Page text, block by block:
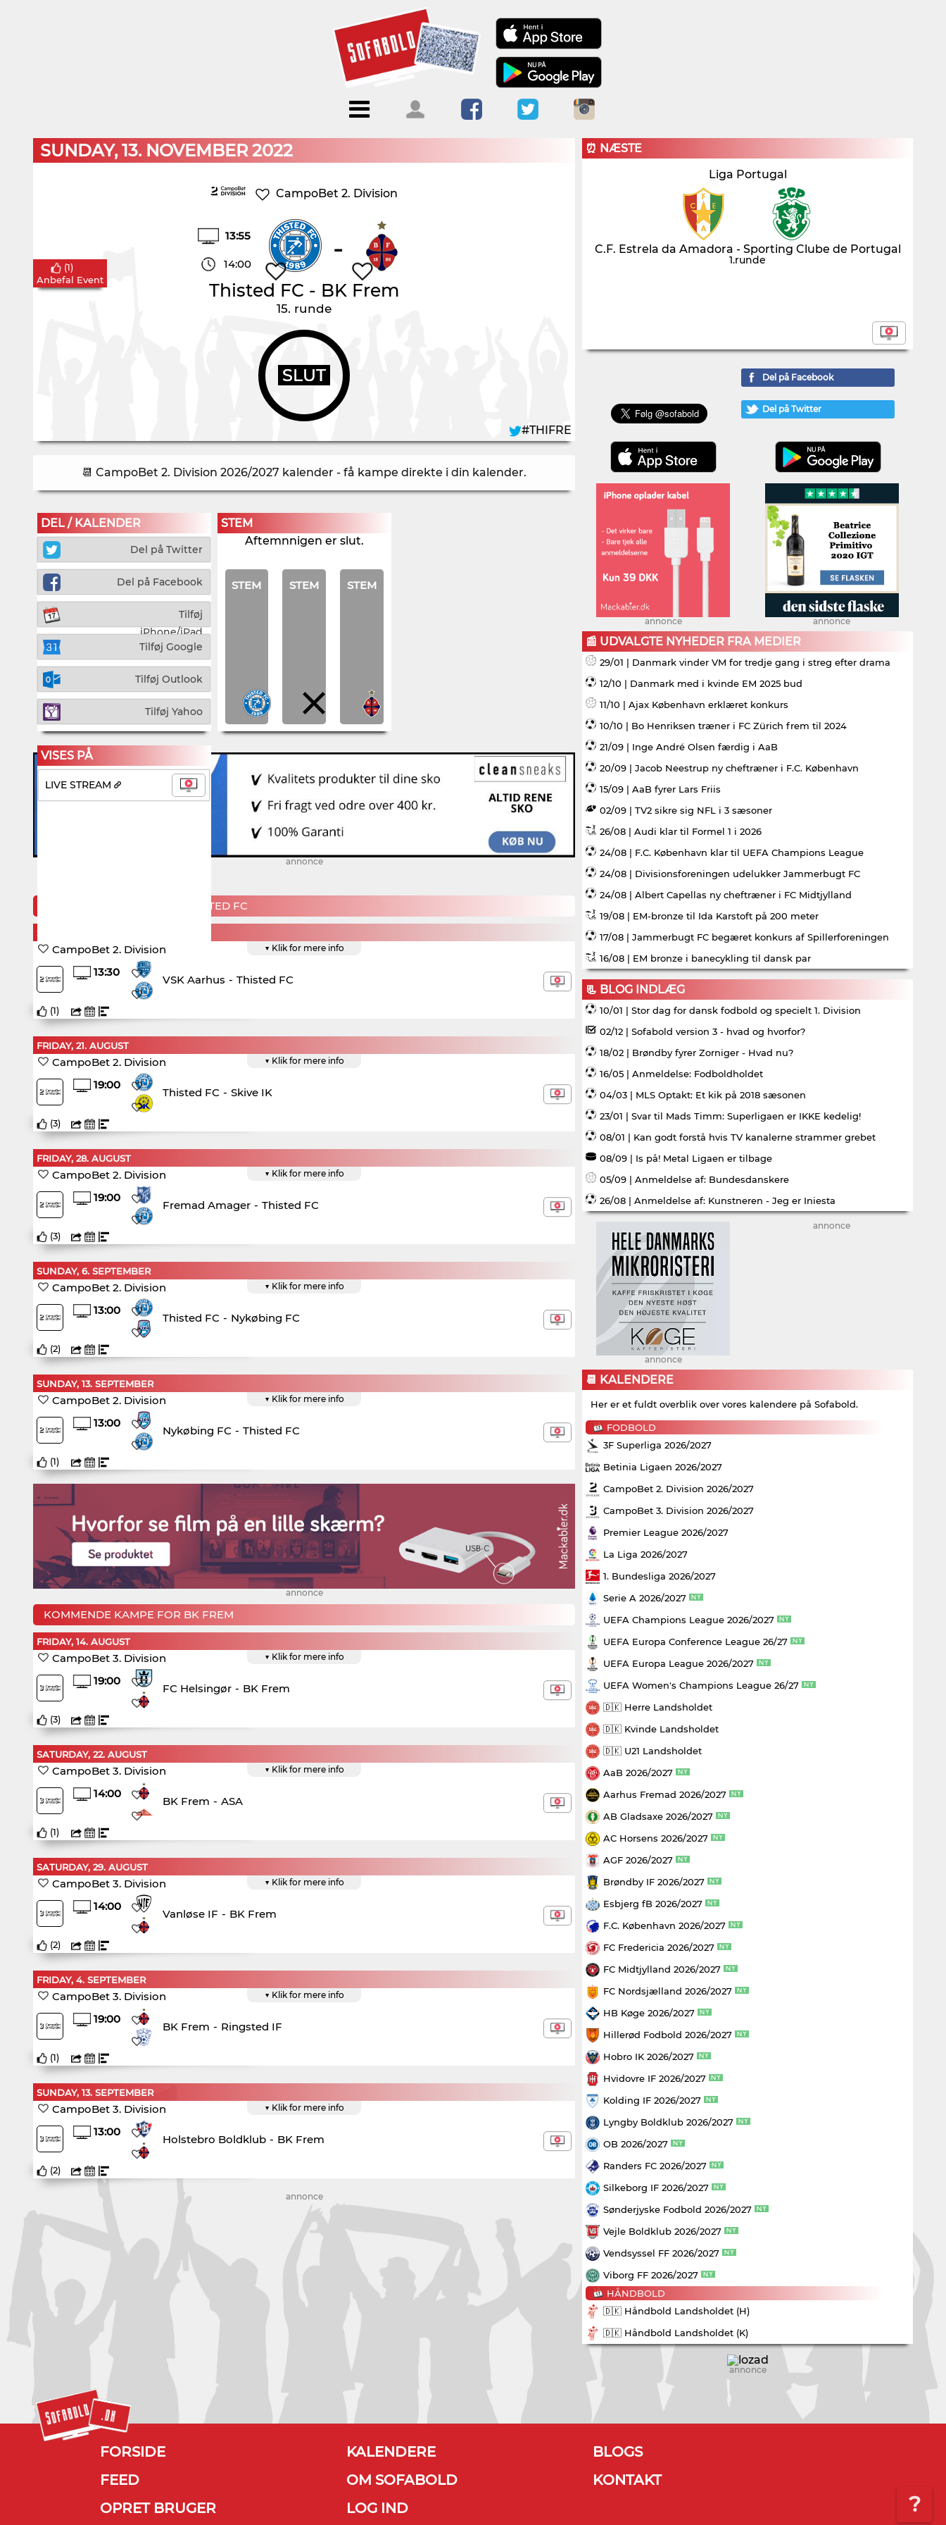
Menu
Forside Kalendere
Blogs
Om
Sofabold
Kontakt
Log ind
?
SUNDAY, 13. NOVEMBER 2022
CampoBet 2. Division
13:55
14:00 -
Thisted FC - BK Frem
15. runde
SLUT
(1)
Anbefal Event
#THIFRE
📆 CampoBet 2. Division 2026/2027 kalender - få kampe direkte i din kalender.
DEL / KALENDER
Del på Twitter
Del på Facebook
Tilføj
iPhone/iPad
Tilføj Google
Tilføj Outlook
Tilføj Yahoo
STEM
Aftemnnigen er slut.
STEM STEM STEM
VISES PÅ
LIVE STREAM
annonce
KOMMENDE KAMPE FOR THISTED FC
SATURDAY, 15. AUGUST
▼ Klik for mere info
CampoBet 2. Division
13:30
VSK Aarhus - Thisted FC
(1)
FRIDAY, 21. AUGUST
▼ Klik for mere info
CampoBet 2. Division
19:00
Thisted FC - Skive IK
(3)
FRIDAY, 28. AUGUST
▼ Klik for mere info
CampoBet 2. Division
19:00
Fremad Amager - Thisted FC
(3)
SUNDAY, 6. SEPTEMBER
▼ Klik for mere info
CampoBet 2. Division
13:00
Thisted FC - Nykøbing FC
(2)
SUNDAY, 13. SEPTEMBER
▼ Klik for mere info
CampoBet 2. Division
13:00
Nykøbing FC - Thisted FC
(1)
annonce
KOMMENDE KAMPE FOR BK FREM
FRIDAY, 14. AUGUST
▼ Klik for mere info
CampoBet 3. Division
19:00
FC Helsingør - BK Frem
(3)
SATURDAY, 22. AUGUST
▼ Klik for mere info
CampoBet 3. Division
14:00
BK Frem - ASA
(1)
SATURDAY, 29. AUGUST
▼ Klik for mere info
CampoBet 3. Division
14:00
Vanløse IF - BK Frem
(2)
FRIDAY, 4. SEPTEMBER
▼ Klik for mere info
CampoBet 3. Division
19:00
BK Frem - Ringsted IF
(1)
SUNDAY, 13. SEPTEMBER
▼ Klik for mere info
CampoBet 3. Division
13:00
Holstebro Boldklub - BK Frem
(2)
annonce
⏰ NÆSTE
Liga Portugal
C.F. Estrela da Amadora - Sporting Clube de Portugal
1.runde
Del på Facebook
Del på Twitter
annonce annonce
📰 UDVALGTE NYHEDER FRA MEDIER
29/01 | Danmark vinder VM for tredje gang i streg efter drama
12/10 | Danmark med i kvinde EM 2025 bud
11/10 | Ajax København erklæret konkurs
10/10 | Bo Henriksen træner i FC Zürich frem til 2024
21/09 | Inge André Olsen færdig i AaB
20/09 | Jacob Neestrup ny cheftræner i F.C. København
15/09 | AaB fyrer Lars Friis
02/09 | TV2 sikre sig NFL i 3 sæsoner
26/08 | Audi klar til Formel 1 i 2026
24/08 | F.C. København klar til UEFA Champions League
24/08 | Divisionsforeningen udelukker Jammerbugt FC
24/08 | Albert Capellas ny cheftræner i FC Midtjylland
19/08 | EM-bronze til Ida Karstoft på 200 meter
17/08 | Jammerbugt FC begæret konkurs af Spillerforeningen
16/08 | EM bronze i banecykling til dansk par
📃 BLOG INDLÆG
10/01 | Stor dag for dansk fodbold og specielt 1. Division
02/12 | Sofabold version 3 - hvad og hvorfor?
18/02 | Brøndby fyrer Zorniger - Hvad nu?
16/05 | Anmeldelse: Fodboldholdet
04/03 | MLS Optakt: Et kik på 2018 sæsonen
23/01 | Svar til Mads Timm: Superligaen er IKKE kedelig!
08/01 | Kan godt forstå hvis TV kanalerne strammer grebet
08/09 | Is på! Metal Ligaen er tilbage
05/09 | Anmeldelse af: Bundesdanskere
26/08 | Anmeldelse af: Kunstneren - Jeg er Iniesta
annonce
annonce
📆 KALENDERE
Her er et fuldt overblik over vores kalendere på Sofabold.
FODBOLD
3F Superliga 2026/2027
Betinia Ligaen 2026/2027
CampoBet 2. Division 2026/2027
CampoBet 3. Division 2026/2027
Premier League 2026/2027
La Liga 2026/2027
1. Bundesliga 2026/2027
Serie A 2026/2027
UEFA Champions League 2026/2027
UEFA Europa Conference League 26/27
UEFA Europa League 2026/2027
UEFA Women's Champions League 26/27
🇩🇰 Herre Landsholdet
🇩🇰 Kvinde Landsholdet
🇩🇰 U21 Landsholdet
AaB 2026/2027
Aarhus Fremad 2026/2027
AB Gladsaxe 2026/2027
AC Horsens 2026/2027
AGF 2026/2027
Brøndby IF 2026/2027
Esbjerg fB 2026/2027
F.C. København 2026/2027
FC Fredericia 2026/2027
FC Midtjylland 2026/2027
FC Nordsjælland 2026/2027
HB Køge 2026/2027
Hillerød Fodbold 2026/2027
Hobro IK 2026/2027
Hvidovre IF 2026/2027
Kolding IF 2026/2027
Lyngby Boldklub 2026/2027
OB 2026/2027
Randers FC 2026/2027
Silkeborg IF 2026/2027
Sønderjyske Fodbold 2026/2027
Vejle Boldklub 2026/2027
Vendsyssel FF 2026/2027
Viborg FF 2026/2027
HÅNDBOLD
🇩🇰 Håndbold Landsholdet (H)
🇩🇰 Håndbold Landsholdet (K)
annonce
FORSIDE KALENDERE
BLOGS
FEED
OM SOFABOLD
KONTAKT
OPRET BRUGER
LOG IND